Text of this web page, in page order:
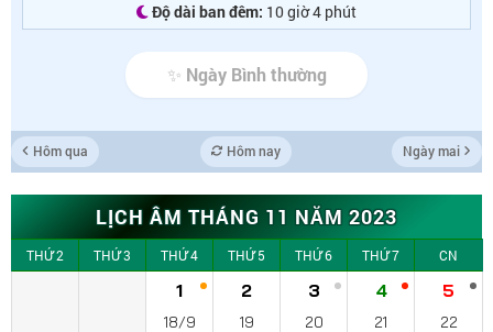
Độ dài ban đêm: 10 giờ 4 phút
✨ Ngày Bình thường
Hôm qua Hôm nay Ngày mai
LỊCH ÂM THÁNG 11 NĂM 2023
THỨ 2 THỨ 3 THỨ 4 THỨ 5 THỨ 6 THỨ 7 CN
1
18/9
2
19
3
20
4
21
5
22